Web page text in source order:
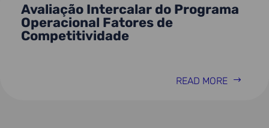
Avaliação Intercalar do Programa
Operacional Fatores de
Competitividade
READ MORE